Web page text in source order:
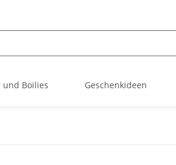
und Boilies Geschenkideen